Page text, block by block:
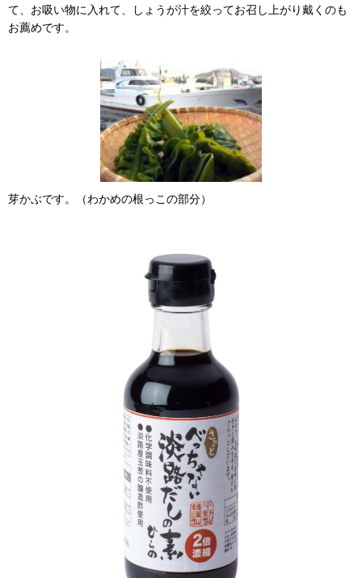
て、お吸い物に入れて、しょうが汁を絞ってお召し上がり戴くのも
お薦めです。
芽かぶです。（わかめの根っこの部分）